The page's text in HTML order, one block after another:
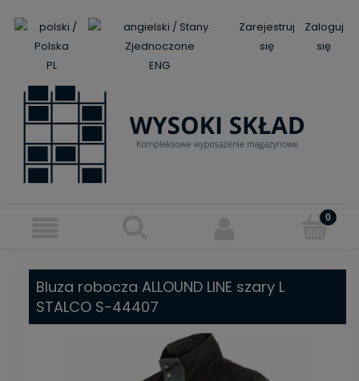
PL ENG
Zarejestruj
się
Zaloguj
się
Bluza robocza ALLOUND LINE szary L
STALCO S-44407